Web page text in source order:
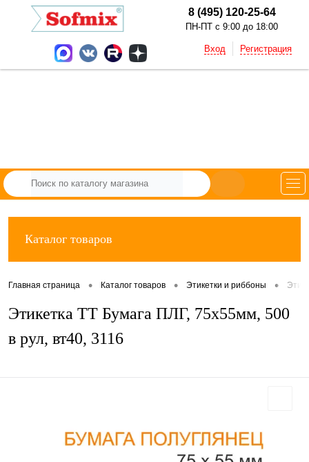
8 (495) 120-25-64
ПН-ПТ с 9:00 до 18:00
Вход Регистрация
Каталог товаров
Главная страница • Каталог товаров • Этикетки и риббоны •
Этикетка ТТ Бумага ПЛГ, 75х55мм, 500
в рул, вт40, 3116